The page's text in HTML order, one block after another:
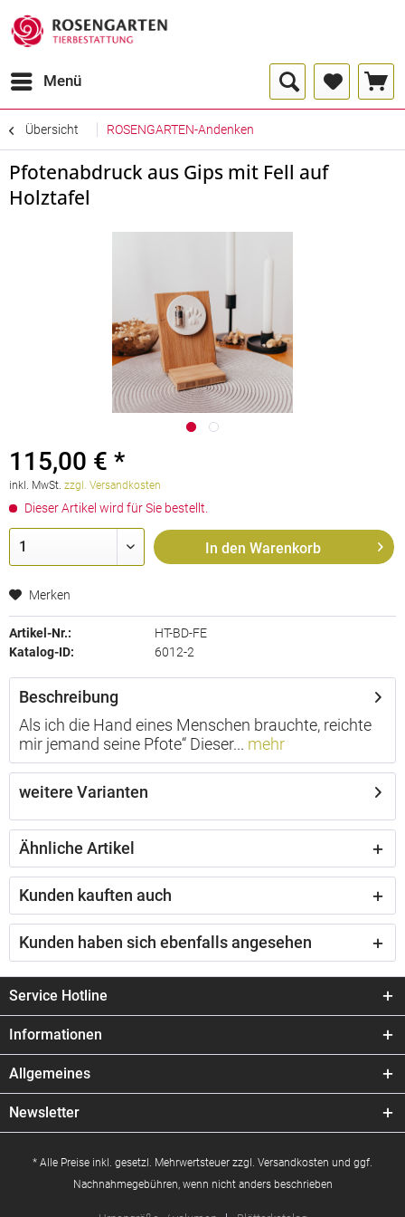
Menü
Übersicht ROSENGARTEN-Andenken
Pfotenabdruck aus Gips mit Fell auf
Holztafel
115,00 € *
inkl. MwSt. zzgl. Versandkosten
Dieser Artikel wird für Sie bestellt.
In den Warenkorb
Merken
Artikel-Nr.:
HT-BD-FE
Katalog-ID:
6012-2
Beschreibung
Als ich die Hand eines Menschen brauchte, reichte
mir jemand seine Pfote“ Dieser... mehr
weitere Varianten
Ähnliche Artikel
Kunden kauften auch
Kunden haben sich ebenfalls angesehen
Service Hotline
Informationen
Allgemeines
Newsletter
* Alle Preise inkl. gesetzl. Mehrwertsteuer zzgl. Versandkosten und ggf.
Nachnahmegebühren, wenn nicht anders beschrieben